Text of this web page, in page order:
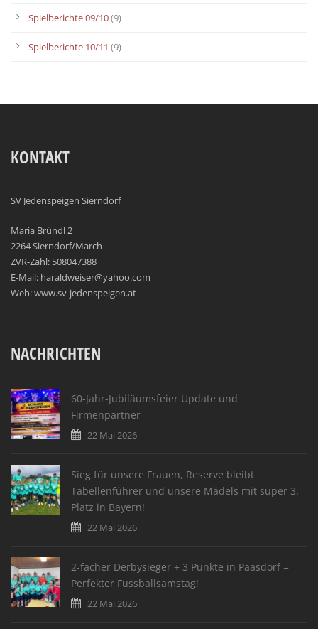
Spielberichte 09/10(9)
Spielberichte 10/11 (9)
KONTAKT
SV Jedenspeigen Sierndorf
Maria Bründl 2
2264 Sierndorf/March
ZVR-Zahl: 508047388
E-Mail: haraldweiser@yahoo.com
Web: www.sv-jedenspeigen.at
NACHRICHTEN
60-Jahr-Jubiläumsfeier Update und
Firmenpartner
22 Mai 2026
Sieg für unsere Frauen, Reserve bleibt
Tabellenführer und unsere Mädels mit super 3.
Platz in Bayern!
22 Mai 2026
2-facher Derbysieger + 3 Punkte in Paasdorf =
Perfekter Fussballsamstag!
22 Mai 2026